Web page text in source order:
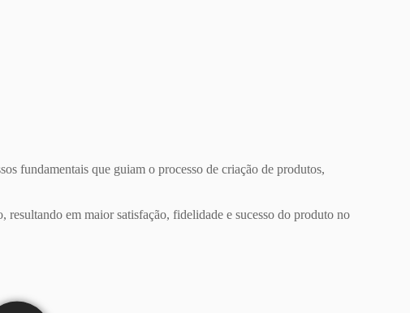
fundamentais que guiam o processo de criação de produtos,
resultando em maior satisfação, fidelidade e sucesso do produto no